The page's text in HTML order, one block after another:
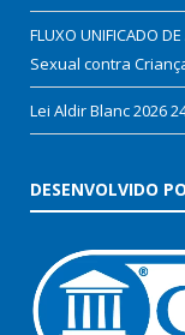
FLUXO UNIFICADO
Sexual contra
Lei Aldir Blanc 2026
DESENVOLVIDO